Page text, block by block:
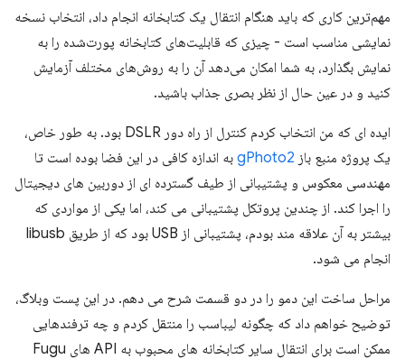
مهم‌ترین کاری که باید هنگام انتقال یک کتابخانه انجام داد، انتخاب نسخه
نمایشی مناسب است - چیزی که قابلیت‌های کتابخانه پورت‌شده را به
نمایش بگذارد، به شما امکان می‌دهد آن را به روش‌های مختلف آزمایش
کنید و در عین حال از نظر بصری جذاب باشید.
ایده ای که من انتخاب کردم کنترل از راه دور DSLR بود. به طور خاص،
یک پروژه منبع باز gPhoto2 به اندازه کافی در این فضا بوده است تا
مهندسی معکوس و پشتیبانی از طیف گسترده ای از دوربین های دیجیتال
را اجرا کند. از چندین پروتکل پشتیبانی می کند، اما یکی از مواردی که
بیشتر به آن علاقه مند بودم، پشتیبانی از USB بود که از طریق libusb
انجام می شود.
مراحل ساخت این دمو را در دو قسمت شرح می دهم. در این پست وبلاگ،
توضیح خواهم داد که چگونه لیباسب را منتقل کردم و چه ترفندهایی
ممکن است برای انتقال سایر کتابخانه های محبوب به API های Fugu